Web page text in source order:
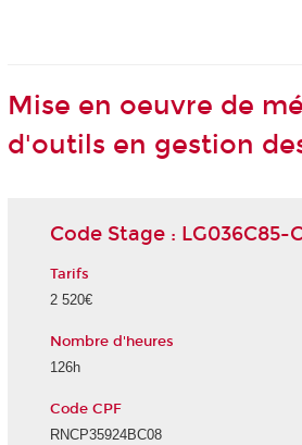
Mise en oeuvre de
d'outils en gestion
Code Stage : LG036C85-
Tarifs
2 520€
Nombre d'heures
126h
Code CPF
RNCP35924BC08